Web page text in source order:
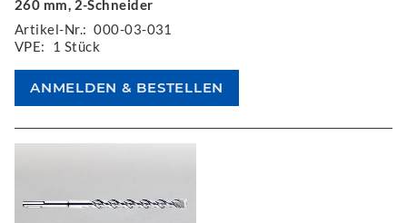
260 mm, 2-Schneider
Artikel-Nr.: 000-03-031
VPE:
1 Stück